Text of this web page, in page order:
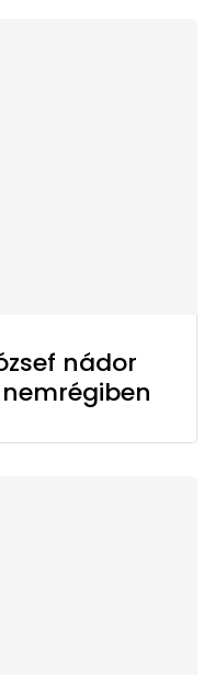
nádor